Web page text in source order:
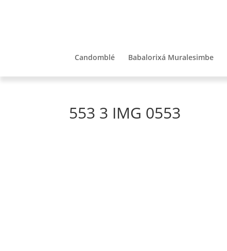
Candomblé Babalorixá Muralesimbe
553 3 IMG 0553